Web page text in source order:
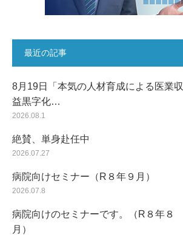
最近の記事
8月19日「本気の人材育成による医業収
益黒字化…
2026.08.1
絶賛、単身赴任中
2026.07.27
病院向けセミナー（R８年９月）
2026.07.8
病院向けのセミナーです。（R８年８
月）